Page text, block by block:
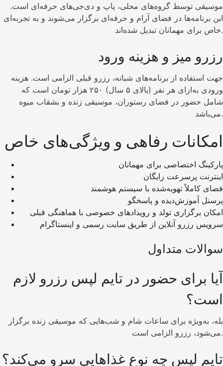
موسیقی توسط گروه‌های محلی، پاپ و دی‌جی‌های حرفه‌ای است.
این برنامه‌ها در فضای آرام و حرفه‌ای برگزار می‌شوند و به تجربه‌ای
خاص برای مهمانان تبدیل شده‌اند.
رزرو میز و هزینه ورود
جهت استفاده از برنامه‌های شبانه، رزرو قبلی الزامی است. هزینه
ورودی به‌ازای هر نفر (بالای ۵ سال) ۲۵۰ هزار تومان است که
شامل حضور در فضای رستوران، موسیقی زنده و بشقاب میوه
می‌باشد.
امکانات رفاهی و ویژگی‌های خاص
پارکینگ اختصاصی برای مهمانان
اینترنت پرسرعت رایگان
فضای کاملاً تهویه‌شده با سیستم هوشمند
پرسنل آموزش‌دیده و پاسخگو
امکان برگزاری تولد و رویدادهای خصوصی با هماهنگی قبلی
سرویس رزرو آنلاین از طریق سایت رسمی و اینستاگرام
سوالات متداول
آیا برای حضور در تایم لپس رزرو لازم
است؟
بله، به‌ویژه برای ساعات شام و شب‌هایی که موسیقی زنده برگزار
می‌شود، رزرو الزامی است.
تایم لپس چه نوع غذاهایی سرو می‌کند؟